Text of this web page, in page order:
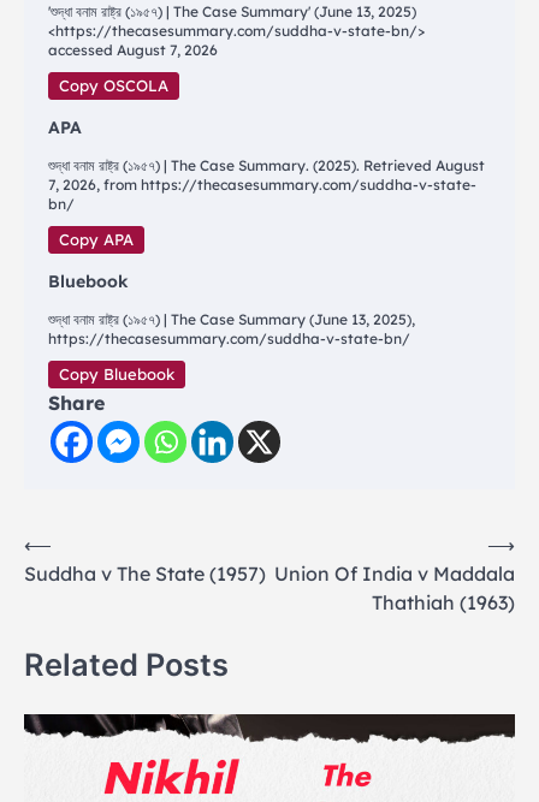
'শুদ্ধা বনাম রাষ্ট্র (১৯৫৭) | The Case Summary' (June 13, 2025)
<https://thecasesummary.com/suddha-v-state-bn/>
accessed August 7, 2026
Copy OSCOLA
APA
শুদ্ধা বনাম রাষ্ট্র (১৯৫৭) | The Case Summary. (2025). Retrieved August
7, 2026, from https://thecasesummary.com/suddha-v-state-
bn/
Copy APA
Bluebook
শুদ্ধা বনাম রাষ্ট্র (১৯৫৭) | The Case Summary (June 13, 2025),
https://thecasesummary.com/suddha-v-state-bn/
Copy Bluebook
Share
Post
navigation
⟵
Suddha v The State (1957) Union Of India v Maddala
Thathiah (1963)
⟶
Related Posts